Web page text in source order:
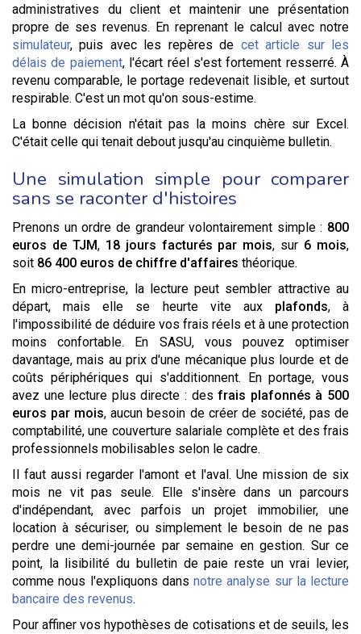
administratives du client et maintenir une présentation
propre de ses revenus. En reprenant le calcul avec notre
simulateur, puis avec les repères de cet article sur les
délais de paiement, l'écart réel s'est fortement resserré. À
revenu comparable, le portage redevenait lisible, et surtout
respirable. C'est un mot qu'on sous-estime.
La bonne décision n'était pas la moins chère sur Excel.
C'était celle qui tenait debout jusqu'au cinquième bulletin.
Une simulation simple pour comparer
sans se raconter d'histoires
Prenons un ordre de grandeur volontairement simple : 800
euros de TJM, 18 jours facturés par mois, sur 6 mois,
soit 86 400 euros de chiffre d'affaires théorique.
En micro-entreprise, la lecture peut sembler attractive au
départ, mais elle se heurte vite aux plafonds, à
l'impossibilité de déduire vos frais réels et à une protection
moins confortable. En SASU, vous pouvez optimiser
davantage, mais au prix d'une mécanique plus lourde et de
coûts périphériques qui s'additionnent. En portage, vous
avez une lecture plus directe : desfrais plafonnés à 500
euros par mois, aucun besoin de créer de société, pas de
comptabilité, une couverture salariale complète et des frais
professionnels mobilisables selon le cadre.
Il faut aussi regarder l'amont et l'aval. Une mission de six
mois ne vit pas seule. Elle s'insère dans un parcours
d'indépendant, avec parfois un projet immobilier, une
location à sécuriser, ou simplement le besoin de ne pas
perdre une demi-journée par semaine en gestion. Sur ce
point, la lisibilité du bulletin de paie reste un vrai levier,
comme nous l'expliquons dans notre analyse sur la lecture
bancaire des revenus.
Pour affiner vos hypothèses de cotisations et de seuils, les